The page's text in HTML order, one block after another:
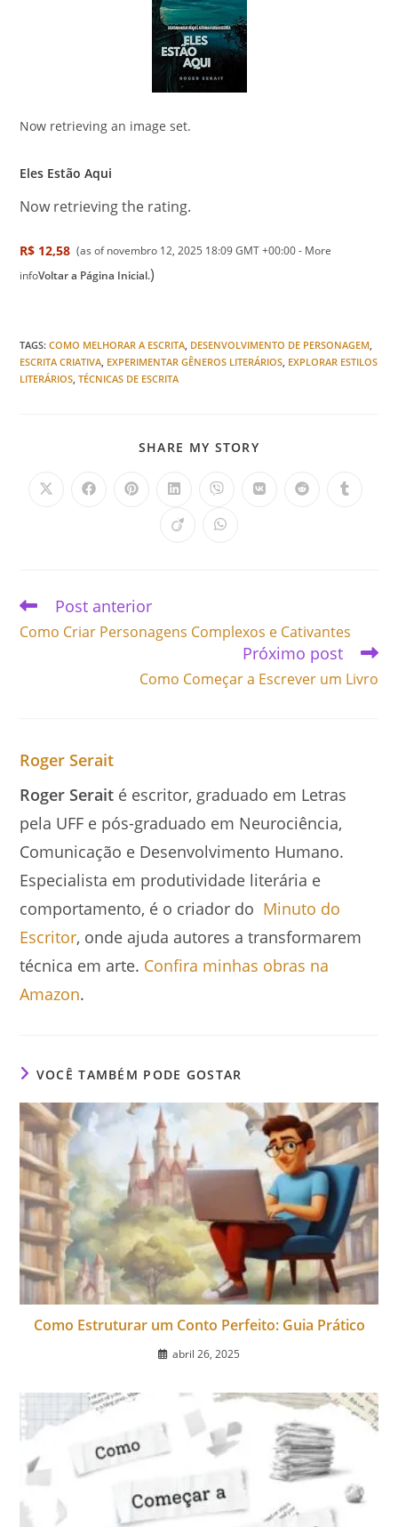
Now retrieving an image set.
Eles Estão Aqui
Now retrieving the rating.
R$ 12,58 (as of novembro 12, 2025 18:09 GMT +00:00 - More
infoVoltar a Página Inicial.)
TAGS:COMO MELHORAR A ESCRITA DESENVOLVIMENTO DE PERSONAGEM
ESCRITA CRIATIVA EXPERIMENTAR GÊNEROS LITERÁRIOS EXPLORAR ESTILOS
LITERÁRIOS TÉCNICAS DE ESCRITA
SHARE MY STORY
Post anterior
Como Criar Personagens Complexos e Cativantes
Próximo post
Como Começar a Escrever um Livro
Roger Serait
Roger Serait é escritor, graduado em Letras
pela UFF e pós-graduado em Neurociência,
Comunicação e Desenvolvimento Humano.
Especialista em produtividade literária e
comportamento, é o criador do Minuto do
Escritor, onde ajuda autores a transformarem
técnica em arte. Confira minhas obras na
Amazon.
VOCÊ TAMBÉM PODE GOSTAR
Como Estruturar um Conto Perfeito: Guia Prático
abril 26, 2025